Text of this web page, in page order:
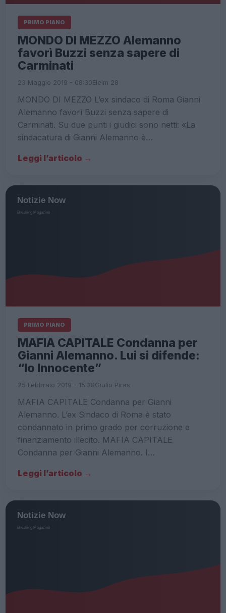
PRIMO PIANO
MONDO DI MEZZO Alemanno
favorì Buzzi senza sapere di
Carminati
23 Maggio 2019 - 08:30Eleim 28
MONDO DI MEZZO L’ex sindaco di Roma Gianni
Alemanno favorì Buzzi senza sapere di
Carminati. Su due punti i giudici sono netti: «La
sindacatura di Gianni Alemanno è…
Leggi l’articolo →
PRIMO PIANO
MAFIA CAPITALE Condanna per
Gianni Alemanno. Lui si difende:
“Io Innocente”
25 Febbraio 2019 - 15:38Giulio Piras
MAFIA CAPITALE Condanna per Gianni
Alemanno. L’ex Sindaco di Roma è stato
condannato in primo grado per corruzione e
finanziamento illecito. MAFIA CAPITALE
Condanna per Gianni Alemanno. I…
Leggi l’articolo →